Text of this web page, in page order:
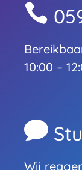

10:00 –

Wij